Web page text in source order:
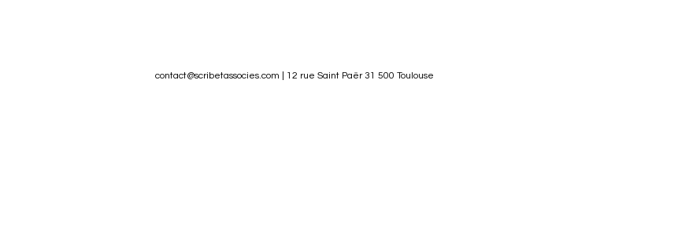
contact@scribetassocies.com | 12 rue Saint Paër 31 500 Toulouse